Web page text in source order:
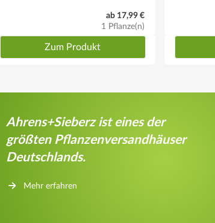
ab 17,99 €
1 Pflanze(n)
Zum Produkt
Ahrens+Sieberz ist eines der
größten Pflanzenversandhäuser
Deutschlands.
Mehr erfahren